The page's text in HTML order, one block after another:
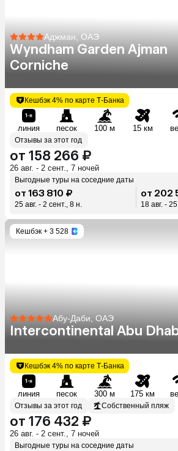
Аджман, ОАЭ
Wyndham Garden Ajman
Corniche
Кешбэк 4% по карте Т-Банка
линия песок 100 м 15 км
Отзывы за этот год
от 158 266 ₽
26 авг. - 2 сент., 7 ночей
Выгодные туры на соседние даты
от 163 810 ₽
25 авг. - 2 сент., 8 н.
от 202
18 авг. -
Кешбэк + 3 528
Абу-Даби, ОАЭ
Intercontinental Abu
Кешбэк 4% по карте Т-Банка
линия песок 300 м 175 км
Отзывы за этот год Собственный пляж
от 176 432 ₽
26 авг. - 2 сент., 7 ночей
Выгодные туры на соседние даты